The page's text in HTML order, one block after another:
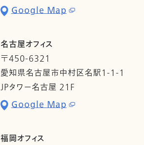
Google Map
名古屋オフィス
〒450-6321
愛知県名古屋市中村区名駅1-1-1
JPタワー名古屋 21F
Google Map
福岡オフィス